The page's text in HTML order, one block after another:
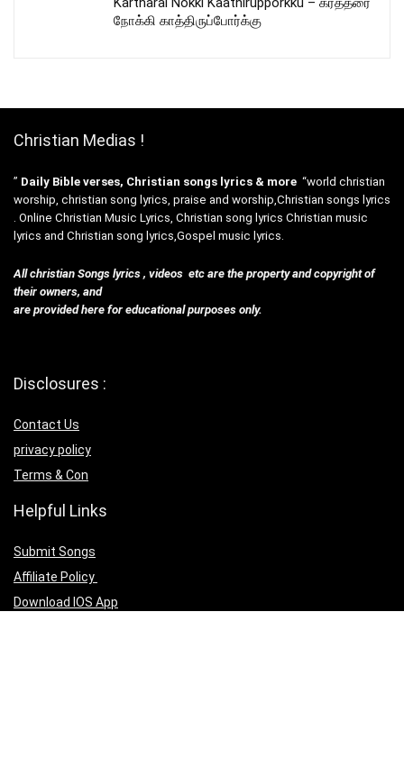
நோக்கி காத்திருப்போர்க்கு
Christian Medias !
” Daily Bible verses, Christian songs lyrics & more “world christian
worship, christian song lyrics, praise and worship,Christian songs lyrics
. Online Christian Music Lyrics, Christian song lyrics Christian music
lyrics and Christian song lyrics,Gospel music lyrics.
All christian Songs lyrics , videos etc are the property and copyright of
their owners, and
are provided here for educational purposes only.
Disclosures :
Contact Us
privacy policy
Terms & Con
Helpful Links
Submit Songs
Affiliate Policy
Download IOS App